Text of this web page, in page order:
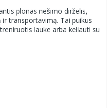
plonas nešimo dirželis,
transportavimą. Tai puikus
lauke arba keliauti su